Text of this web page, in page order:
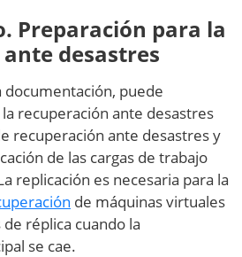
Preparación para la
desastres
documentación, puede
recuperación ante desastres
recuperación ante desastres y
de las cargas de trabajo
replicación es necesaria para la
de máquinas virtuales
réplica cuando la
se cae.